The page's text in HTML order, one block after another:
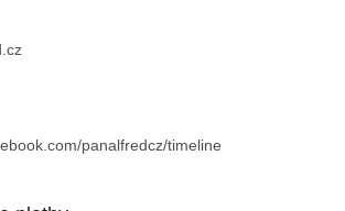
panalfredcz/timeline